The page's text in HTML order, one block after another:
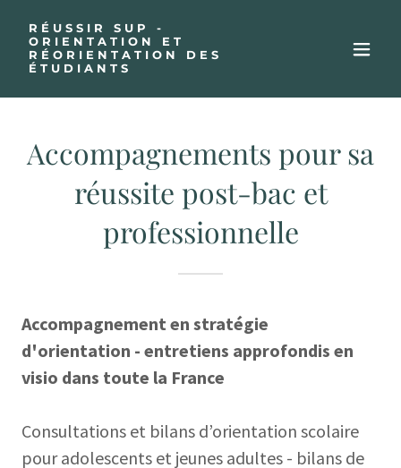
RÉUSSIR SUP -
ORIENTATION ET
RÉORIENTATION DES
ÉTUDIANTS
Accompagnements pour sa
réussite post-bac et
professionnelle
Accompagnement en stratégie
d'orientation - entretiens approfondis en
visio dans toute la France
Consultations et bilans d’orientation scolaire
pour adolescents et jeunes adultes - bilans de